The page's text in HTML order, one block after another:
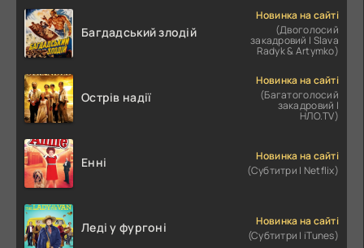
Багдадський злодій
Новинка на сайті
(Двоголосий
закадровий | Slava
Radyk & Artymko)
Острів надії
Новинка на сайті
(Багатоголосий
закадровий |
НЛО.TV)
Енні
Новинка на сайті
(Субтитри | Netflix)
Леді у фургоні
Новинка на сайті
(Субтитри | iTunes)